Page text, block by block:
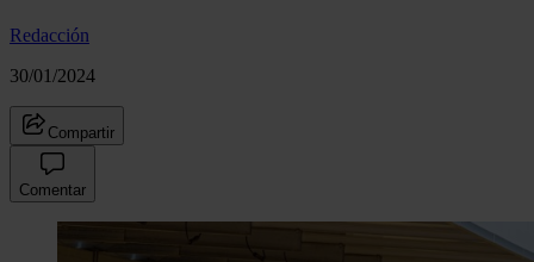
Redacción
30/01/2024
Compartir
Comentar